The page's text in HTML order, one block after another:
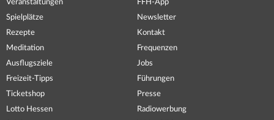
Veranstaltungen
Spielplätze
Rezepte
Meditation
Ausflugsziele
Freizeit-Tipps
Ticketshop
Lotto Hessen
FFH-App
Newsletter
Kontakt
Frequenzen
Jobs
Führungen
Presse
Radiowerbung